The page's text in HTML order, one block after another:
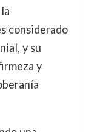
considerado
y su
y